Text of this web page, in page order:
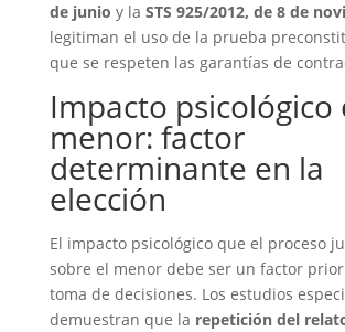
de junio y la STS 925/2012, de 8 de
legitiman el uso de la prueba
que se respeten las garantías de
Impacto psicológico
menor: factor
determinante en la
elección
El impacto psicológico que el proceso
sobre el menor debe ser un factor
toma de decisiones. Los estudios
demuestran que la repetición del